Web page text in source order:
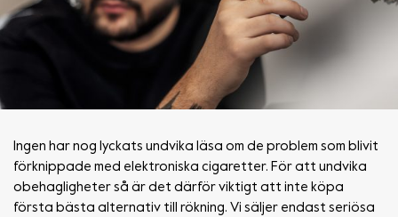
Ingen har nog lyckats undvika läsa om de problem som blivit
förknippade med elektroniska cigaretter. För att undvika
obehagligheter så är det därför viktigt att inte köpa
första bästa alternativ till rökning. Vi säljer endast seriösa